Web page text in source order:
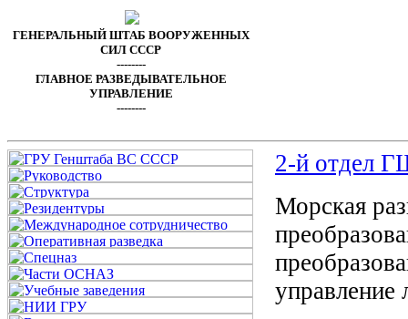
ГЕНЕРАЛЬНЫЙ ШТАБ ВООРУЖЕННЫХ
СИЛ СССР
--------
ГЛАВНОЕ РАЗВЕДЫВАТЕЛЬНОЕ
УПРАВЛЕНИЕ
--------
2-й
Морская
управление